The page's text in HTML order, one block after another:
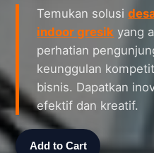
Temukan solusi
indoor gresik yang
perhatian
keunggulan
bisnis. Dapatkan
efektif dan kreatif.
Add to Cart